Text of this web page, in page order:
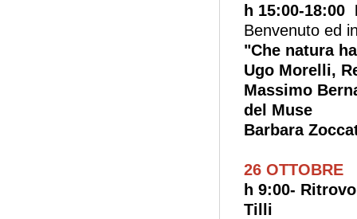
h 15:00-18:00
Benvenuto ed
"Che natura
Ugo Morelli,
Massimo
del Muse
Barbara
26 OTTOBRE
h 9:00-
Tilli